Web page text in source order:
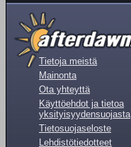
Tietoja meistä
Mainonta
Ota yhteyttä
Käyttöehdot ja tietoa
yksityisyydensuojasta
Tietosuojaseloste
Lehdistötiedotteet